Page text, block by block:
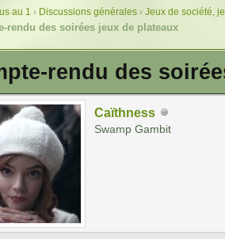
au 1 › Discussions générales › Jeux de société,
rendu des soirées jeux de plateaux
rendu des
Caïthness
Swamp Gambit